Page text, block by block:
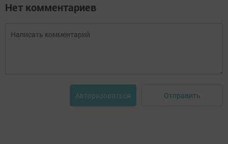
Нет комментариев
Авторизоваться Отправить